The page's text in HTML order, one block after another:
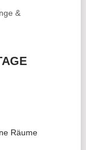
&
Räume